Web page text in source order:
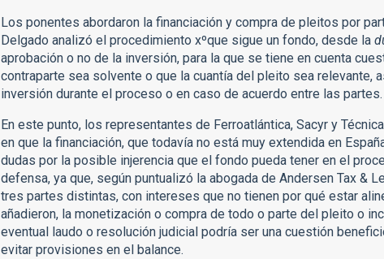
Los ponentes abordaron la financiación y compra de pleitos por
Delgado analizó el procedimiento xºque sigue un fondo, desde la
aprobación o no de la inversión, para la que se tiene en cuenta
contraparte sea solvente o que la cuantía del pleito sea relevante,
inversión durante el proceso o en caso de acuerdo entre las partes.
En este punto, los representantes de Ferroatlántica, Sacyr y
en que la financiación, que todavía no está muy extendida en
dudas por la posible injerencia que el fondo pueda tener en el
defensa, ya que, según puntualizó la abogada de Andersen Tax &
tres partes distintas, con intereses que no tienen por qué estar
añadieron, la monetización o compra de todo o parte del pleito o
eventual laudo o resolución judicial podría ser una cuestión
evitar provisiones en el balance.